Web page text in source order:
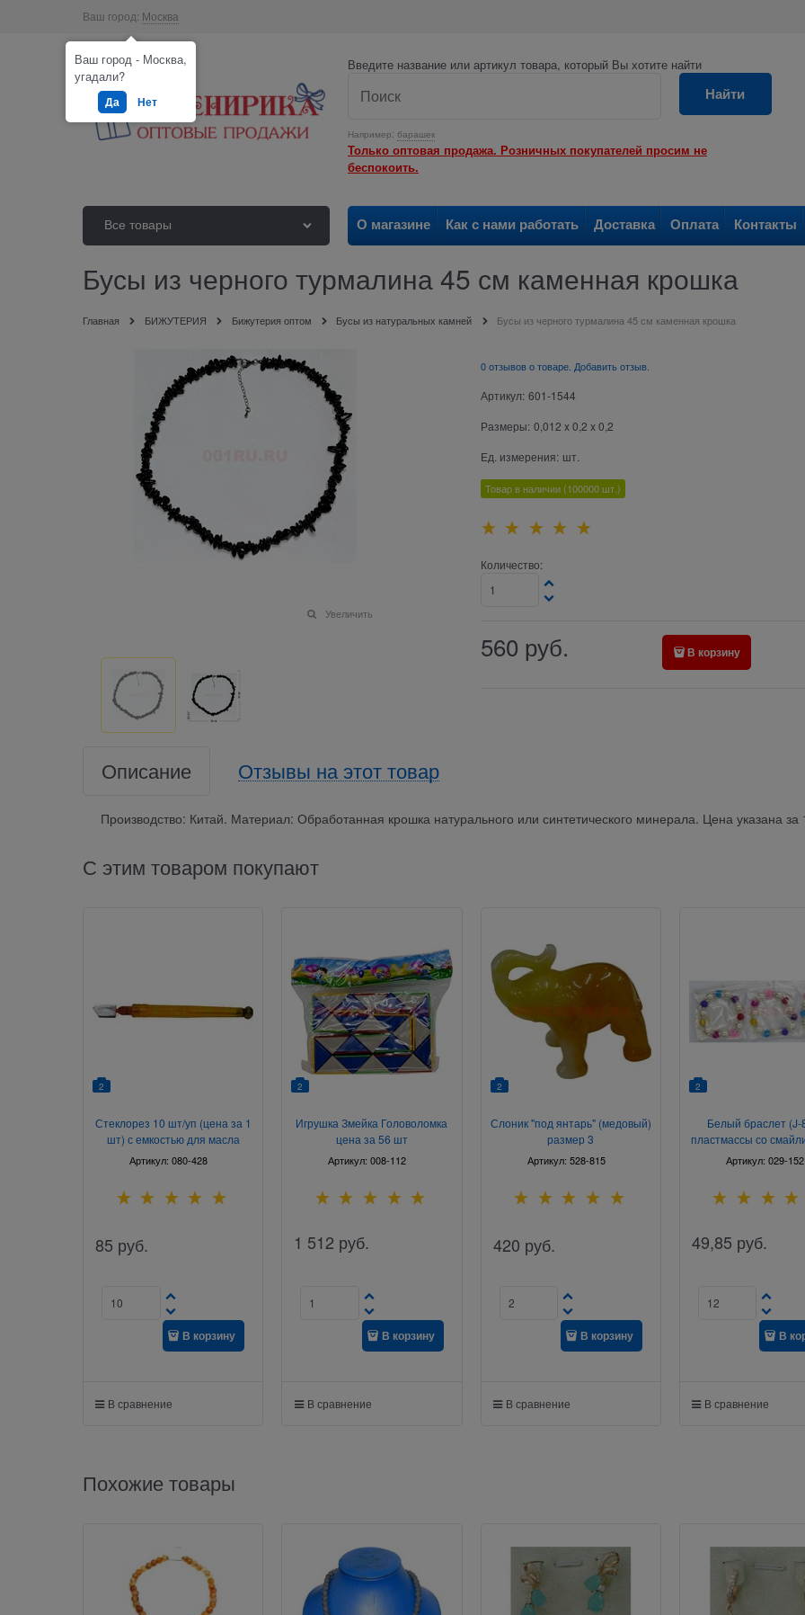
Ваш город: Москва
Введите название или артикул товара, который Вы хотите найти
Например: барашек
Найти
Только оптовая продажа. Розничных покупателей просим не
беспокоить.
Все товары О магазине Как с нами работать Доставка Оплата Контакты
Бусы из черного турмалина 45 см каменная крошка
Главная БИЖУТЕРИЯ Бижутерия оптом Бусы из натуральных камней Бусы из черного турмалина 45 см каменная крошка
Увеличить
0 отзывов о товаре. Добавить отзыв.
Артикул: 601-1544
Размеры: 0,012 x 0,2 x 0,2
Ед. измерения: шт.
Товар в наличии (100000 шт.)
Количество:
560 руб. В корзину
Описание Отзывы на этот товар
Производство: Китай. Материал: Обработанная крошка натурального или синтетического минерала. Цена указана за
С этим товаром покупают
2
Стеклорез 10 шт/уп (цена за 1
шт) с емкостью для масла
Артикул:080-428
85 руб.
В корзину
В сравнение
2
Игрушка Змейка Головоломка
цена за 56 шт
Артикул:008-112
1 512 руб.
В корзину
В сравнение
2
Слоник "под янтарь" (медовый)
размер 3
Артикул: 528-815
420 руб.
В корзину
В сравнение
2
Белый браслет (J-
пластмассы со
шт/уп
Артикул: 029-152
49,85 руб.
В
В сравнение
Похожие товары
Ваш город - Москва,
угадали?
Да Нет